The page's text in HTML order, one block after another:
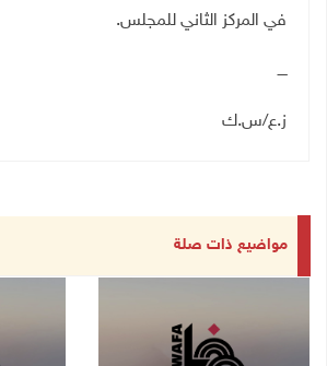
في المركز الثاني للمجلس.
ــــ
ز.ع/س.ك
مواضيع ذات صلة